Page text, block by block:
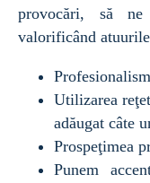
provocări, să
valorificând
Utilizarea
adăugat câte
Prospeţimea
Punem